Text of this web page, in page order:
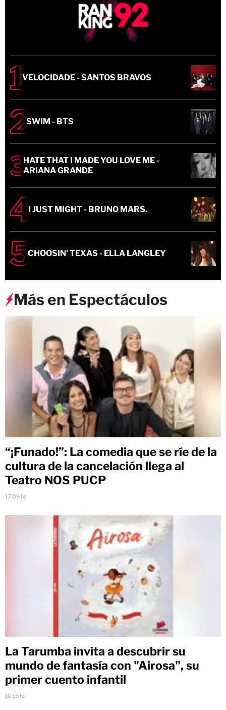
VELOCIDADE - SANTOS BRAVOS
SWIM - BTS
HATE THAT I MADE YOU LOVE ME -
ARIANA GRANDE
I JUST MIGHT - BRUNO MARS.
CHOOSIN' TEXAS - ELLA LANGLEY
Más en Espectáculos
“¡Funado!”: La comedia que se ríe de la
cultura de la cancelación llega al
Teatro NOS PUCP
17:09 hs
La Tarumba invita a descubrir su
mundo de fantasía con "Airosa", su
primer cuento infantil
10:15 hs